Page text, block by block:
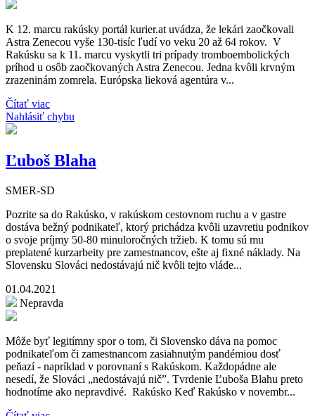
K 12. marcu rakúsky portál kurier.at uvádza, že lekári zaočkovali
Astra Zenecou vyše 130-tisíc ľudí vo veku 20 až 64 rokov. V
Rakúsku sa k 11. marcu vyskytli tri prípady tromboembolických
príhod u osôb zaočkovaných Astra Zenecou. Jedna kvôli krvným
zrazeninám zomrela. Európska lieková agentúra v...
Čítať viac
Nahlásiť chybu
Ľuboš Blaha
SMER-SD
Pozrite sa do Rakúsko, v rakúskom cestovnom ruchu a v gastre
dostáva bežný podnikateľ, ktorý prichádza kvôli uzavretiu podnikov
o svoje príjmy 50-80 minuloročných tržieb. K tomu sú mu
preplatené kurzarbeity pre zamestnancov, ešte aj fixné náklady. Na
Slovensku Slováci nedostávajú nič kvôli tejto vláde...
01.04.2021
Nepravda
Môže byť legitímny spor o tom, či Slovensko dáva na pomoc
podnikateľom či zamestnancom zasiahnutým pandémiou dosť
peňazí - napríklad v porovnaní s Rakúskom. Každopádne ale
nesedí, že Slováci „nedostávajú nič”. Tvrdenie Ľuboša Blahu preto
hodnotíme ako nepravdivé. Rakúsko Keď Rakúsko v novembr...